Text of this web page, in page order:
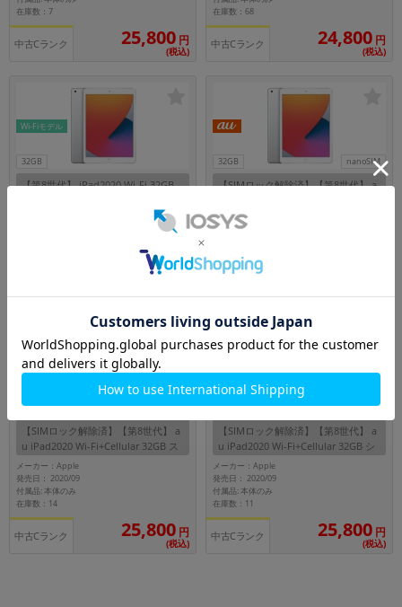
在庫数：7
中古Cランク 25,800 円
(税込)
在庫数：68
中古Cランク 24,800 円
(税込)
32GB
Wi-Fiモデル
【第8世代】 iPad2020 Wi-Fi 32GB
(税込)
32GB nanoSIM
【SIMロック解除済】【第8世代】 a
ルバー MYMJ2J/A A2429
メーカー：Apple
発売日： 2020/09
在庫数：89
(税込)
32GB nanoSIM
【SIMロック解除済】【第8世代】 a
u iPad2020 Wi-Fi+Cellular 32GB ス
ペースグレイ MYMH2J/A A2429
メーカー：Apple
発売日： 2020/09
付属品: 本体のみ
在庫数：14
中古Cランク 25,800 円
(税込)
32GB nanoSIM
【SIMロック解除済】【第8世代】 a
u iPad2020 Wi-Fi+Cellular 32GB シ
ルバー MYMJ2J/A A2429
メーカー：Apple
発売日： 2020/09
付属品: 本体のみ
在庫数：11
中古Cランク 25,800 円
(税込)